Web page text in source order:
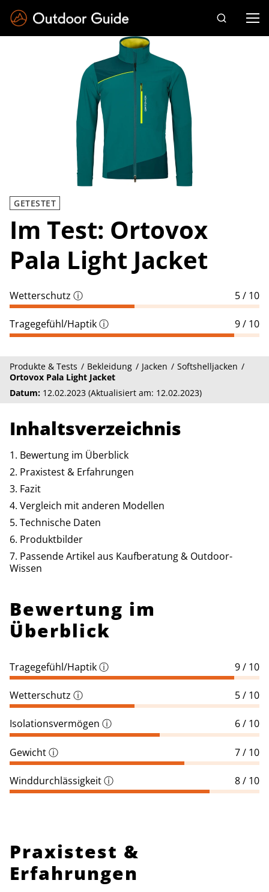
GETESTET
Im Test: Ortovox
Pala Light Jacket
Wetterschutz ⓘ 5 / 10
Tragegefühl/Haptikⓘ 9 / 10
Produkte & Tests Bekleidung Jacken
Softshelljacken
Ortovox Pala Light Jacket
Datum: 12.02.2023 (Aktualisiert am: 12.02.2023)
Inhaltsverzeichnis
Bewertung im Überblick
Praxistest & Erfahrungen
Fazit
Vergleich mit anderen Modellen
Technische Daten
Produktbilder
Passende Artikel aus Kaufberatung & Outdoor-
Wissen
Bewertung im
Überblick
Tragegefühl/Haptikⓘ 9 / 10
Wetterschutz ⓘ 5 / 10
Isolationsvermögen ⓘ 6 / 10
Gewichtⓘ 7 / 10
Winddurchlässigkeitⓘ 8 / 10
Praxistest &
Erfahrungen
Drücken Sie die Eingabetaste zum Suchen